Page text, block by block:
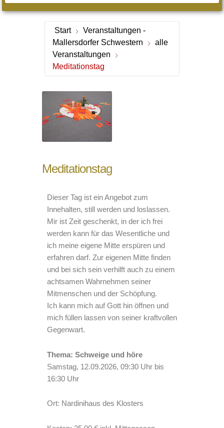
Start
Veranstaltungen -
Mallersdorfer Schwestern
alle
Veranstaltungen
Meditationstag
Meditationstag
Dieser Tag ist ein Angebot zum
Innehalten, still werden und loslassen.
Mir ist Zeit geschenkt, in der ich frei
werden kann für das Wesentliche und
ich meine eigene Mitte erspüren und
erfahren darf. Zur eigenen Mitte finden
und bei sich sein verhilft auch zu einem
achtsamen Wahrnehmen seiner
Mitmenschen und der Schöpfung.
Ich kann mich auf Gott hin öffnen und
mich füllen lassen von seiner kraftvollen
Gegenwart.
Thema: Schweige und höre
Samstag, 12.09.2026, 09:30 Uhr bis
16:30 Uhr
Ort: Nardinihaus des Klosters